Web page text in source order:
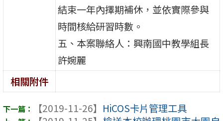
結束一年內擇期補休，並依實際參與
時間核給研習時數。
五、本案聯絡人：興南國中教學組長
許婉麗
相關附件
【2019-11-26】 HiCOS卡片管理工具